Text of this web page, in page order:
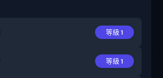
等級 1
等級 1